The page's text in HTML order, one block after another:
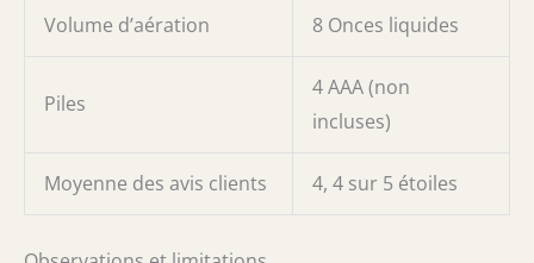
Volume d’aération 8 Onces liquides
Piles
4 AAA (non
incluses)
Moyenne des avis clients 4, 4 sur 5 étoiles